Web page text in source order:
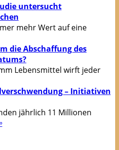
untersucht
mehr Wert auf eine
die Abschaffung des
Lebensmittel wirft jeder
– Initiativen
jährlich 11 Millionen